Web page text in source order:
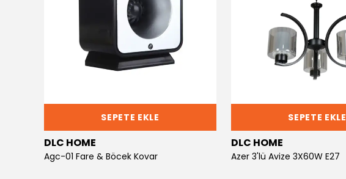
SEPETE EKLE
DLC HOME
Agc-01 Fare & Böcek Kovar
SEPETE EKLE
DLC HOME
Azer 3'lü Avize 3X60W E27